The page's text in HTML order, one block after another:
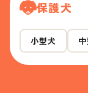
保護犬
小型犬